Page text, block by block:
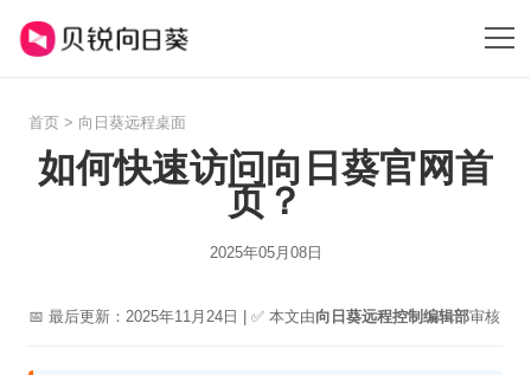
首页 > 向日葵远程桌面
如何快速访问向日葵官网首
页？
2025年05月08日
📅 最后更新：2025年11月24日 | ✅ 本文由向日葵远程控制编辑部审核